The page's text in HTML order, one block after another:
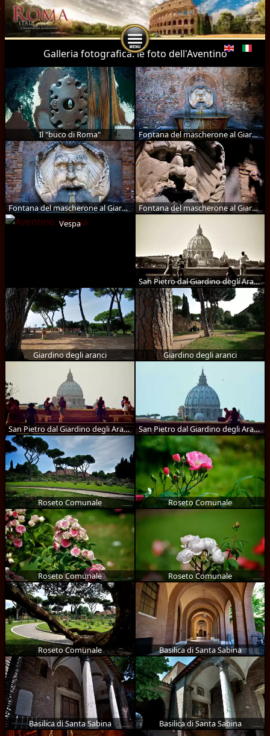
Seleziona
Galleria fotografica: le foto dell'Aventino
Il "buco di Roma" Fontana del mascherone al Giardino degli Aranci
Fontana del mascherone al Giardino degli Aranci
Fontana del mascherone al Giardino degli Aranci
Vespa
San Pietro dal Giardino degli Aranci
Giardino degli aranci Giardino degli aranci
San Pietro dal Giardino degli Aranci San Pietro dal Giardino degli Aranci
Roseto Comunale Roseto Comunale
Roseto Comunale Roseto Comunale
Roseto Comunale Basilica di Santa Sabina
Basilica di Santa Sabina Basilica di Santa Sabina